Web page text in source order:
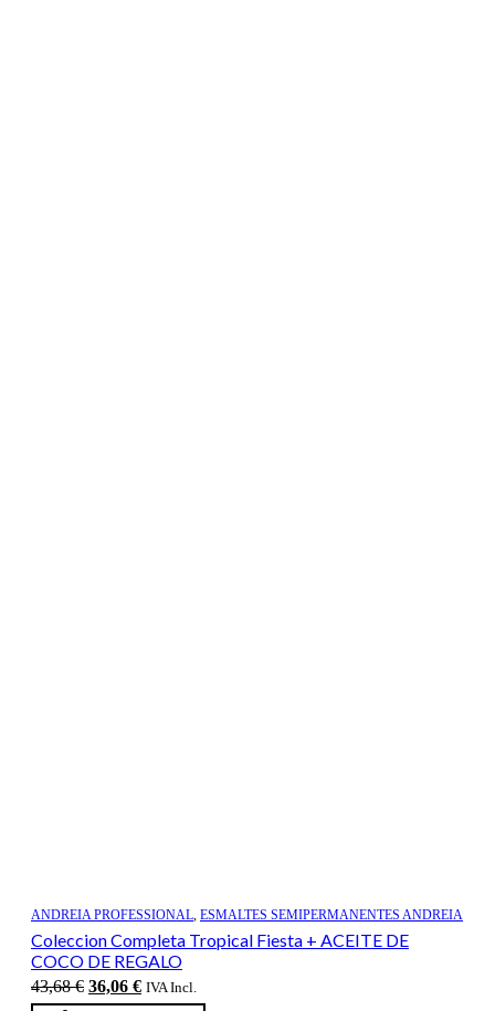
ANDREIA PROFESSIONAL, ESMALTES SEMIPERMANENTES ANDREIA
Coleccion Completa Tropical Fiesta + ACEITE DE
COCO DE REGALO
43,68€ El
precio
36,06 €El
precio
IVA Incl.